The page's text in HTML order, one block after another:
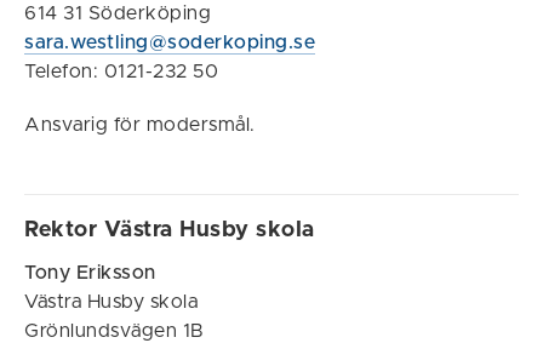
614 31 Söderköping
sara.westling@soderkoping.se
Telefon: 0121-232 50
Ansvarig för modersmål.
Rektor Västra Husby skola
Tony Eriksson
Västra Husby skola
Grönlundsvägen 1B